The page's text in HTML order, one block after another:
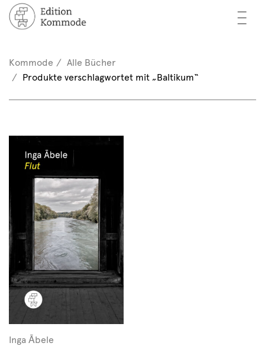
—
—
—
/ Registrieren
(0)
Kommode
Alle Bücher
Produkte verschlagwortet mit „Baltikum“
Inga Ābele